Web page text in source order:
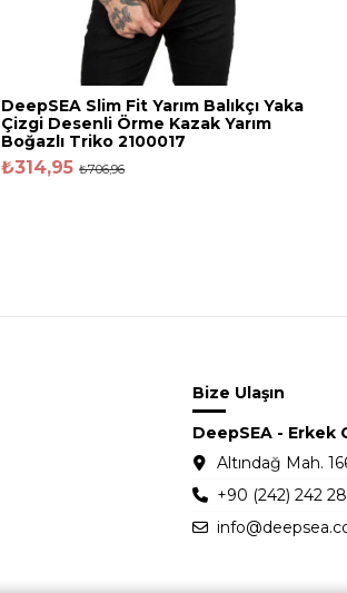
DeepSEA Slim Fit Yarım Balıkçı Yaka
Çizgi Desenli Örme Kazak Yarım
Boğazlı Triko 2100017
₺314,95₺706,96
Bize Ulaşın
DeepSEA - Erkek
Altındağ Mah.
+90 (242) 242